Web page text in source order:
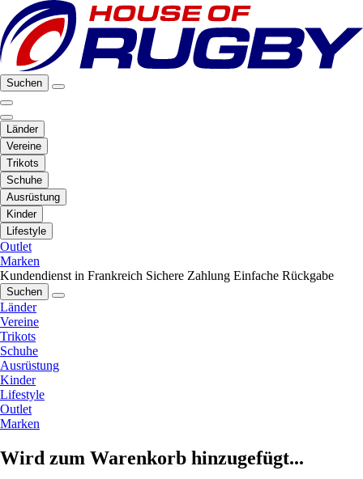
Suchen
Länder
Vereine
Trikots
Schuhe
Ausrüstung
Kinder
Lifestyle
Outlet
Marken
Kundendienst in Frankreich Sichere Zahlung Einfache Rückgabe
Suchen
Länder
Vereine
Trikots
Schuhe
Ausrüstung
Kinder
Lifestyle
Outlet
Marken
Wird zum Warenkorb hinzugefügt...